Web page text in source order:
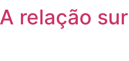
relação